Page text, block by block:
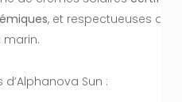
, et respectueuses du
marin.
Sun :